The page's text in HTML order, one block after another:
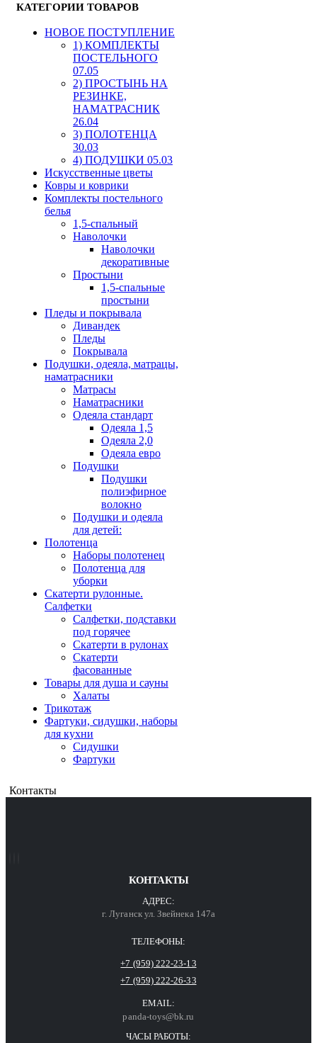
КАТЕГОРИИ ТОВАРОВ
HОВОЕ ПОСТУПЛЕНИЕ
1) КОМПЛЕКТЫ
ПОСТЕЛЬНОГО
07.05
2) ПРОСТЫНЬ НА
РЕЗИНКЕ,
НАМАТРАСНИК
26.04
3) ПОЛОТЕНЦА
30.03
4) ПОДУШКИ 05.03
Искусственные цветы
Ковры и коврики
Комплекты постельного
белья
1,5-спальный
Наволочки
Наволочки
декоративные
Простыни
1,5-спальные
простыни
Пледы и покрывала
Дивандек
Пледы
Покрывала
Подушки, одеяла, матрацы,
наматрасники
Матрасы
Наматрасники
Одеяла стандарт
Одеяла 1,5
Одеяла 2,0
Одеяла евро
Подушки
Подушки
полиэфирное
волокно
Подушки и одеяла
для детей:
Полотенца
Наборы полотенец
Полотенца для
уборки
Скатерти рулонные.
Салфетки
Салфетки, подставки
под горячее
Скатерти в рулонах
Скатерти
фасованные
Товары для душа и сауны
Халаты
Трикотаж
Фартуки, сидушки, наборы
для кухни
Сидушки
Фартуки
Контакты
КОНТАКТЫ
АДРЕС:
г. Луганск ул. Звейнека 147а
ТЕЛЕФОНЫ:
+7 (959) 222-23-13
+7 (959) 222-26-33
EMAIL:
panda-toys@bk.ru
ЧАСЫ РАБОТЫ: